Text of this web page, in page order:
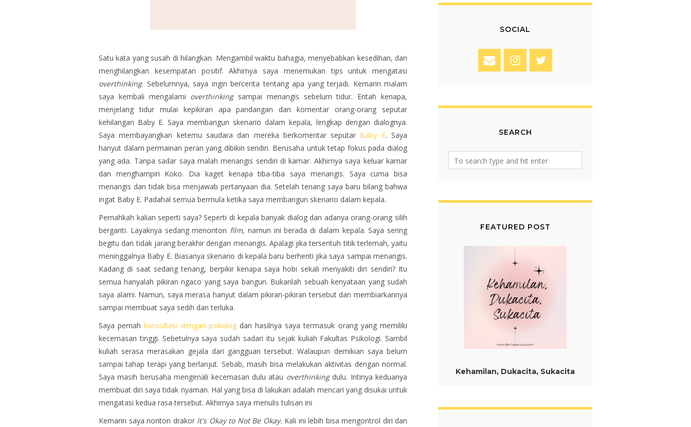
Satu kata yang susah di hilangkan. Mengambil waktu bahagia, menyebabkan kesedihan, dan
menghilangkan kesempatan positif. Akhirnya saya menemukan tips untuk mengatasi
overthinking. Sebelumnya, saya ingin bercerita tentang apa yang terjadi. Kemarin malam
saya kembali mengalami overthinkingsampai menangis sebelum tidur. Entah kenapa,
menjelang tidur mulai kepikiran apa pandangan dan komentar orang-orang seputar
kehilangan Baby E. Saya membangun skenario dalam kepala, lengkap dengan dialognya.
Saya membayangkan ketemu saudara dan mereka berkomentar seputar Baby E. Saya
hanyut dalam permainan peran yang dibikin sendiri. Berusaha untuk tetap fokus pada dialog
yang ada. Tanpa sadar saya malah menangis sendiri di kamar. Akhirnya saya keluar kamar
dan menghampiri Koko. Dia kaget kenapa tiba-tiba saya menangis. Saya cuma bisa
menangis dan tidak bisa menjawab pertanyaan dia. Setelah tenang saya baru bilang bahwa
ingat Baby E. Padahal semua bermula ketika saya membangun skenario dalam kepala.
Pernahkah kalian seperti saya? Seperti di kepala banyak dialog dan adanya orang-orang silih
berganti. Layaknya sedang menonton film, namun ini berada di dalam kepala. Saya sering
begitu dan tidak jarang berakhir dengan menangis. Apalagi jika tersentuh titik terlemah, yaitu
meninggalnya Baby E. Biasanya skenario di kepala baru berhenti jika saya sampai menangis.
Kadang di saat sedang tenang, berpikir kenapa saya hobi sekali menyakiti diri sendiri? Itu
semua hanyalah pikiran ngaco yang saya bangun. Bukanlah sebuah kenyataan yang sudah
saya alami. Namun, saya merasa hanyut dalam pikiran-pikiran tersebut dan membiarkannya
sampai membuat saya sedih dan terluka.
Saya pernahkonsultasi dengan psikologdan hasilnya saya termasuk orang yang memiliki
kecemasan tinggi. Sebetulnya saya sudah sadari itu sejak kuliah Fakultas Psikologi. Sambil
kuliah serasa merasakan gejala dari gangguan tersebut. Walaupun demikian saya belum
sampai tahap terapi yang berlanjut. Sebab, masih bisa melakukan aktivitas dengan normal.
Saya masih berusaha mengenali kecemasan dulu atau overthinkingdulu. Intinya keduanya
membuat diri saya tidak nyaman. Hal yang bisa di lakukan adalah mencari yang disukai untuk
mengatasi kedua rasa tersebut. Akhirnya saya menulis tulisan ini
Kemarin saya nonton drakor It's Okay to Not Be Okay. Kali ini lebih bisa mengontrol diri dan
SOCIAL
SEARCH
FEATURED POST
Kehamilan, Dukacita, Sukacita